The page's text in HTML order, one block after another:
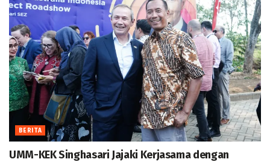
BERITA
UMM-KEK Singhasari Jajaki Kerjasama dengan